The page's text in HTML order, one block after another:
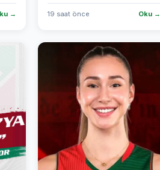
→ 19 saat önce Oku →